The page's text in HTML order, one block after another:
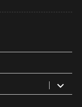
öffnen